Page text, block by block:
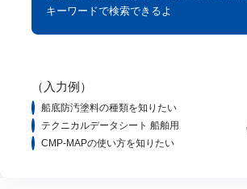
キーワードで検索できるよ
（入力例）
船底防汚塗料の種類を知りたい
テクニカルデータシート 船舶用
CMP-MAPの使い方を知りたい